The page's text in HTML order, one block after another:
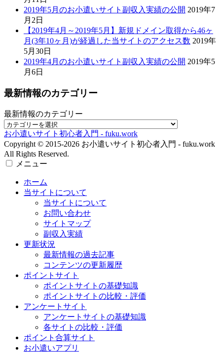
2019年5月のお小遣いサイト副収入実績の公開 2019年7
月2日
【2019年4月～2019年5月】新規ドメイン取得から46ヶ
月(3年10ヶ月)が経過した当サイトのアクセス数 2019年
5月30日
2019年4月のお小遣いサイト副収入実績の公開 2019年5
月6日
最新情報のカテゴリー
最新情報のカテゴリー
お小遣いサイト初心者入門 - fuku.work
Copyright © 2015-2026 お小遣いサイト初心者入門 - fuku.work
All Rights Reserved.
メニュー
ホーム
当サイトについて
当サイトについて
お問い合わせ
サイトマップ
副収入実績
更新状況
最新情報の過去記事
コンテンツの更新履歴
ポイントサイト
ポイントサイトの基礎知識
ポイントサイトの比較・評価
アンケートサイト
アンケートサイトの基礎知識
各サイトの比較・評価
ポイント合算サイト
お小遣いアプリ